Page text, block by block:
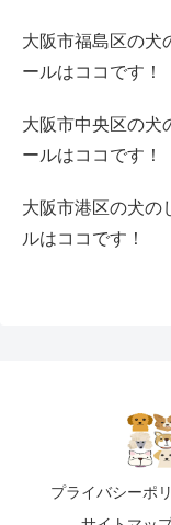
大阪市福島区の犬
ールはココです！
大阪市中央区の犬
ールはココです！
大阪市港区の犬の
ルはココです！
プライバシーポ